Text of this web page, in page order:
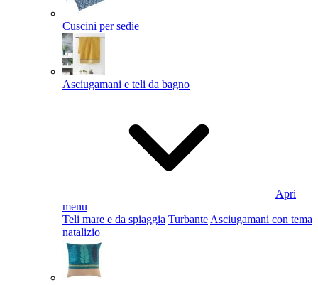
Cuscini per sedie
Asciugamani e teli da bagno
Apri
menu
Teli mare e da spiaggia Turbante Asciugamani con tema
natalizio